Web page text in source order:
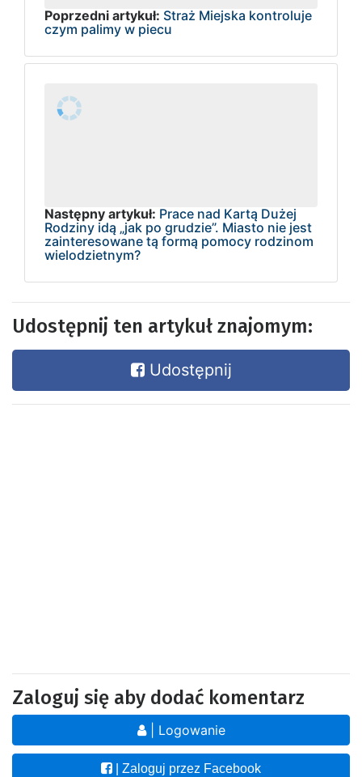
Poprzedni artykuł: Straż Miejska kontroluje
czym palimy w piecu
Następny artykuł: Prace nad Kartą Dużej
Rodziny idą „jak po grudzie”. Miasto nie jest
zainteresowane tą formą pomocy rodzinom
wielodzietnym?
Udostępnij ten artykuł znajomym:
Udostępnij
Zaloguj się aby dodać komentarz
| Logowanie
| Zaloguj przez Facebook